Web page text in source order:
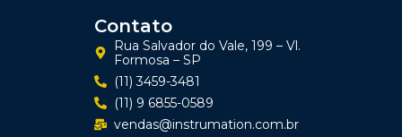
Contato
Rua Salvador do Vale, 199 – Vl.
Formosa – SP
(11) 3459-3481
(11) 9 6855-0589
vendas@instrumation.com.br